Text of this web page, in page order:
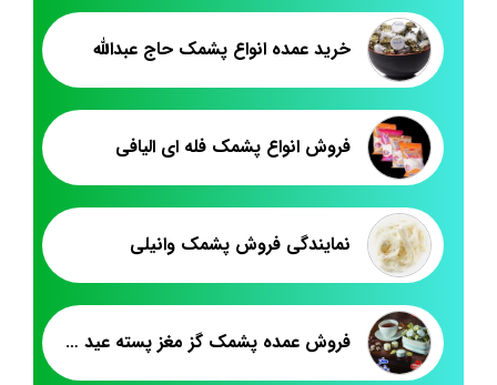
خرید عمده انواع پشمک حاج عبدالله
فروش انواع پشمک فله ای الیافی
نمایندگی فروش پشمک وانیلی
فروش عمده پشمک گز مغز پسته عید نوروز